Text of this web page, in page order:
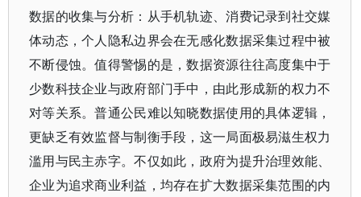
数据的收集与分析：从手机轨迹、消费记录到社交媒
体动态，个人隐私边界会在无感化数据采集过程中被
不断侵蚀。值得警惕的是，数据资源往往高度集中于
少数科技企业与政府部门手中，由此形成新的权力不
对等关系。普通公民难以知晓数据使用的具体逻辑，
更缺乏有效监督与制衡手段，这一局面极易滋生权力
滥用与民主赤字。不仅如此，政府为提升治理效能、
企业为追求商业利益，均存在扩大数据采集范围的内